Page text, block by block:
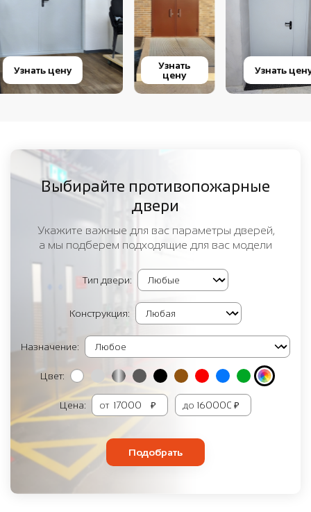
цену
Узнать цену Узнать цену
Выбирайте противопожарные
двери
Укажите важные для вас параметры дверей,
а мы подберем подходящие для вас модели
Тип двери:
Конструкция:
Назначение:
Цвет:
Цена: от ₽ до ₽
Подобрать